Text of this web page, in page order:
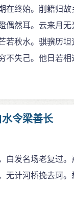
在终始。削籍归故
偶然耳。云来月无
若秋水。骐骥历坦
不失己。他日若相
令梁善长
白发名场老复过。
无计河桥挽去珂。